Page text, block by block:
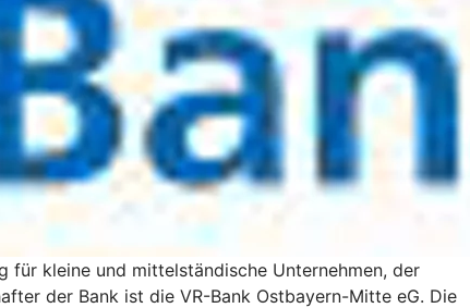
für kleine und mittelständische Unternehmen, der
der Bank ist die VR-Bank Ostbayern-Mitte eG. Die